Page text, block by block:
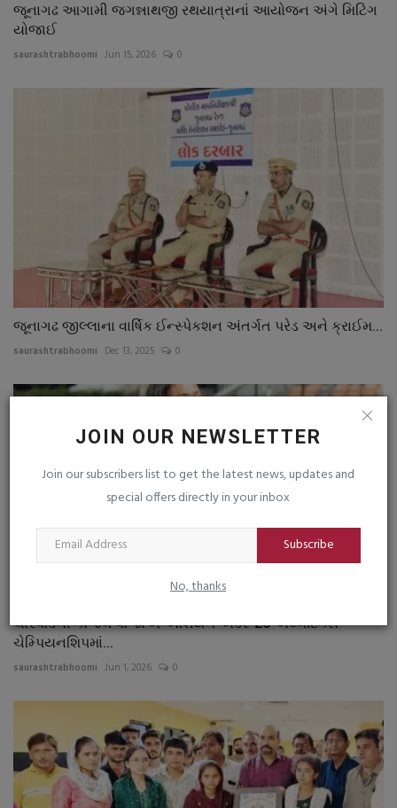
JOIN OUR NEWSLETTER
Join our subscribers list to get the latest news, updates and
special offers directly in your inbox
Subscribe
No, thanks
જૂનાગઢ આગામી જગન્નાથજી રથયાત્રાનાં આયોજન અંગે મિટિંગ
યોજાઈ
saurashtrabhoomi Jun 15, 2026 0
જૂનાગઢ જીલ્લાના વાર્ષિક ઈન્સ્પેકશન અંતર્ગત પરેડ અને ક્રાઈમ...
saurashtrabhoomi Dec 13, 2025 0
ચોરવાડની કાજલ વાજાએ એશિયન અંડર-20 એથ્લેટિક્સ
ચેમ્પિયનશિપમાં...
saurashtrabhoomi Jun 1, 2026 0